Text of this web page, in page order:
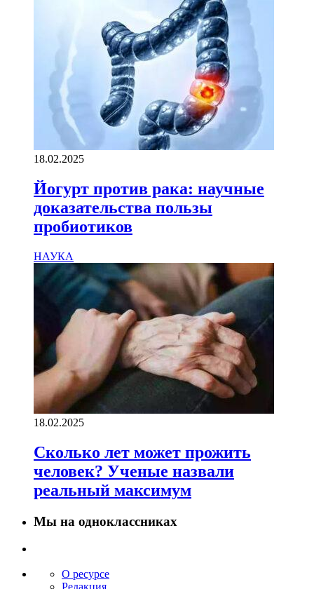
18.02.2025
Йогурт против рака: научные
доказательства пользы
пробиотиков
НАУКА
18.02.2025
Сколько лет может прожить
человек? Ученые назвали
реальный максимум
Мы на одноклассниках
О ресурсе